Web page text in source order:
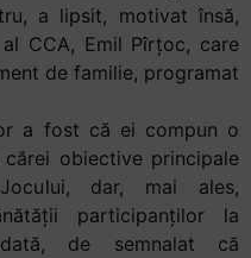
a lipsit, motivat însă,
CCA, Emil Pîrțoc, care
de familie, programat
a fost că ei compun o
obiective principale
dar, mai ales,
participanților la
de semnalat că